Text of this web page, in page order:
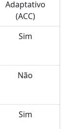
Adaptativo
(ACC)
Sim
Não
Sim